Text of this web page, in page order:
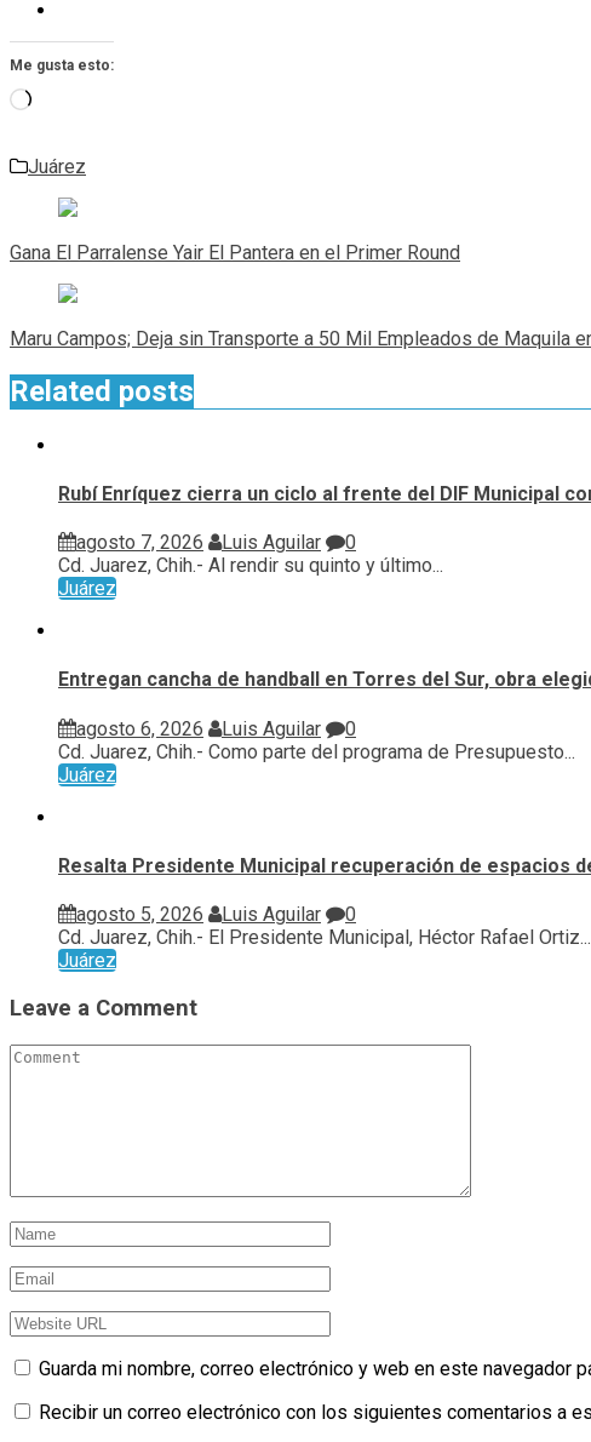
Me gusta esto:
Cargando...
Juárez
Navegación
de
entradas
Gana El Parralense Yair El Pantera en el Primer Round
Maru Campos; Deja sin Transporte a 50 Mil Empleados de Maquila
Related posts
Rubí Enríquez cierra un ciclo al frente del DIF Municipal
agosto 7, 2026 Luis Aguilar
0
Cd. Juarez, Chih.- Al rendir su quinto y último...
Juárez
Entregan cancha de handball en Torres del Sur, obra
agosto 6, 2026 Luis Aguilar
0
Cd. Juarez, Chih.- Como parte del programa de Presupuesto...
Juárez
Resalta Presidente Municipal recuperación de espacios
agosto 5, 2026 Luis Aguilar
0
Cd. Juarez, Chih.- El Presidente Municipal, Héctor Rafael Ortiz...
Juárez
Leave a Comment
Guarda mi nombre, correo electrónico y web en este navegador
Recibir un correo electrónico con los siguientes comentarios a